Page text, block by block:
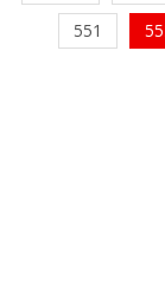
551